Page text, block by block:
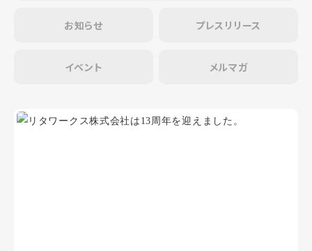
お知らせ プレスリリース
イベント メルマガ